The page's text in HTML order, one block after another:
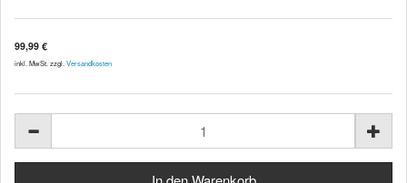
99,99 €
inkl. MwSt. zzgl. Versandkosten